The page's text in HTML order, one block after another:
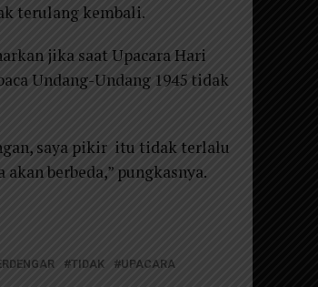
terulang kembali.
jika saat Upacara Hari
Undang-Undang 1945 tidak
saya pikir itu tidak terlalu
berbeda,” pungkasnya.
TIDAK
UPACARA